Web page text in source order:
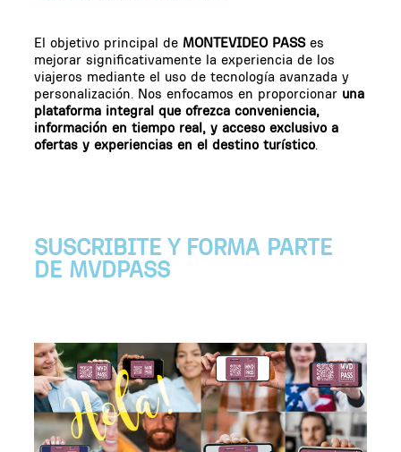
El objetivo principal de MONTEVIDEO PASSes
mejorar significativamente la experiencia de los
viajeros mediante el uso de tecnología avanzada y
personalización. Nos enfocamos en proporcionar una
plataforma integral que ofrezca conveniencia,
información en tiempo real, y acceso exclusivo a
ofertas y experiencias en el destino turístico.
SUSCRIBITE Y FORMA PARTE
DE MVDPASS